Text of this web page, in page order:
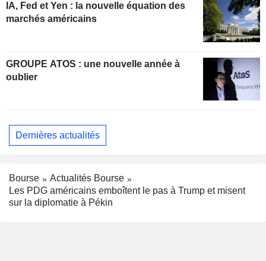
IA, Fed et Yen : la nouvelle équation des
marchés américains
GROUPE ATOS : une nouvelle année à
oublier
Dernières actualités
Bourse
Actualités Bourse
Les PDG américains emboîtent le pas à Trump et misent
sur la diplomatie à Pékin